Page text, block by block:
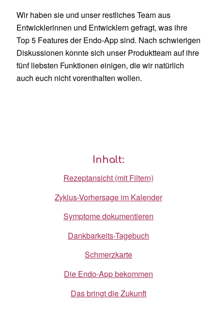
Wir haben sie und unser restliches Team aus
Entwicklerinnen und Entwicklern gefragt, was ihre
Top 5 Features der Endo-App sind. Nach schwierigen
Diskussionen konnte sich unser Produktteam auf ihre
fünf liebsten Funktionen einigen, die wir natürlich
auch euch nicht vorenthalten wollen.
Inhalt:
Rezeptansicht (mit Filtern)
Zyklus-Vorhersage im Kalender
Symptome dokumentieren
Dankbarkeits-Tagebuch
Schmerzkarte
Die Endo-App bekommen
Das bringt die Zukunft